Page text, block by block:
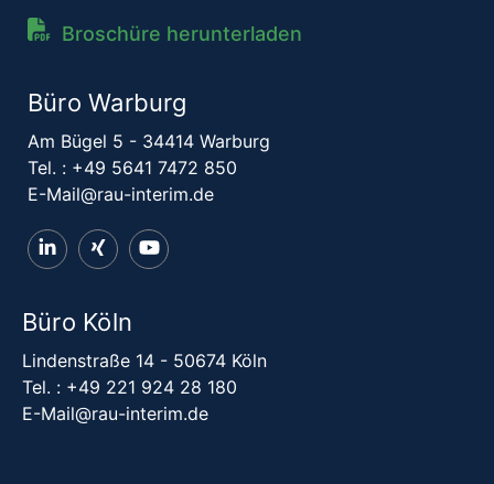
Broschüre herunterladen
Büro Warburg
Am Bügel 5 - 34414 Warburg
Tel. : +49 5641 7472 850
E-Mail@rau-interim.de
Büro Köln
Lindenstraße 14 - 50674 Köln
Tel. : +49 221 924 28 180
E-Mail@rau-interim.de